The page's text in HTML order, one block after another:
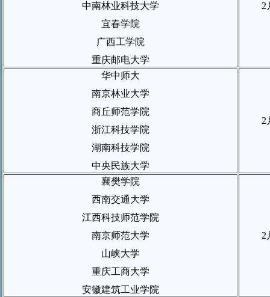
中南林业科技大学
宜春学院
广西工学院
重庆邮电大学
2
华中师大
南京林业大学
商丘师范学院
浙江科技学院
湖南科技学院
中央民族大学
2
襄樊学院
西南交通大学
江西科技师范学院
南京师范大学
山峡大学
重庆工商大学
安徽建筑工业学院
2